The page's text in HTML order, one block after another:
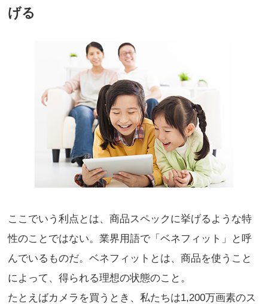
げる
ここでいう利点とは、商品スペックに挙げるような特
性のことではない。業界用語で「ベネフィット」と呼
んでいるものだ。ベネフィットとは、商品を使うこと
によって、得られる理想の状態のこと。
たとえばカメラを買うとき、私たちは1,200万画素のス